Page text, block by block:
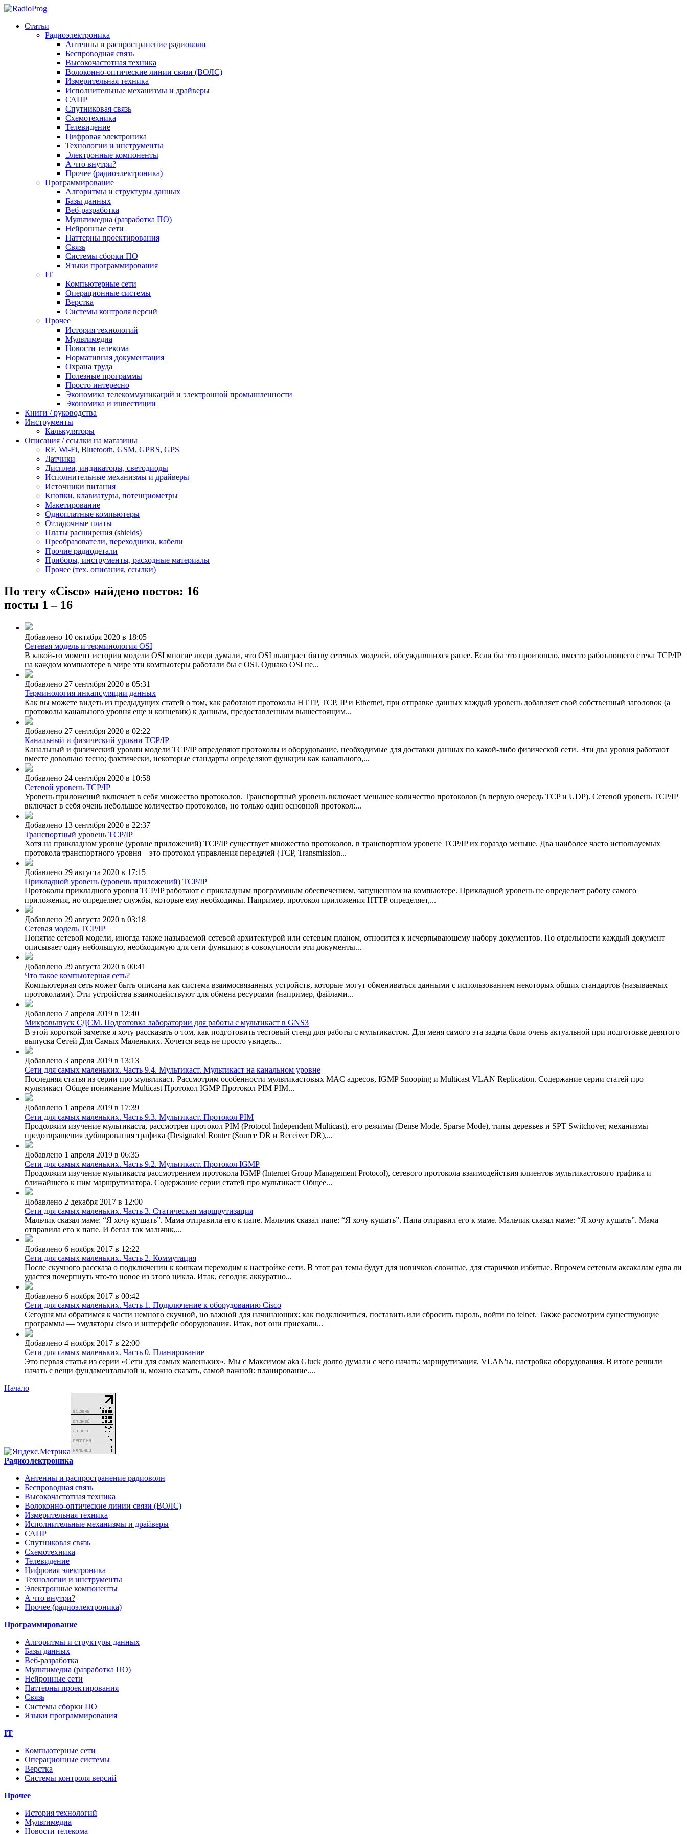
Статьи
Радиоэлектроника
Антенны и распространение радиоволн
Беспроводная связь
Высокочастотная техника
Волоконно-оптические линии связи (ВОЛС)
Измерительная техника
Исполнительные механизмы и драйверы
САПР
Спутниковая связь
Схемотехника
Телевидение
Цифровая электроника
Технологии и инструменты
Электронные компоненты
А что внутри?
Прочее (радиоэлектроника)
Программирование
Алгоритмы и структуры данных
Базы данных
Веб-разработка
Мультимедиа (разработка ПО)
Нейронные сети
Паттерны проектирования
Связь
Системы сборки ПО
Языки программирования
IT
Компьютерные сети
Операционные системы
Верстка
Системы контроля версий
Прочее
История технологий
Мультимедиа
Новости телекома
Нормативная документация
Охрана труда
Полезные программы
Просто интересно
Экономика телекоммуникаций и электронной промышленности
Экономика и инвестиции
Книги / руководства
Инструменты
Калькуляторы
Описания / ссылки на магазины
RF, Wi-Fi, Bluetooth, GSM, GPRS, GPS
Датчики
Дисплеи, индикаторы, светодиоды
Исполнительные механизмы и драйверы
Источники питания
Кнопки, клавиатуры, потенциометры
Макетирование
Одноплатные компьютеры
Отладочные платы
Платы расширения (shields)
Преобразователи, переходники, кабели
Прочие радиодетали
Приборы, инструменты, расходные материалы
Прочее (тех. описания, ссылки)
По тегу «Cisco» найдено постов: 16
посты 1 – 16
Добавлено 10 октября 2020 в 18:05
Сетевая модель и терминология OSI
В какой-то момент истории модели OSI многие люди думали, что OSI выиграет битву сетевых моделей, обсуждавшихся ранее. Если бы это произошло, вместо работающего стека TCP/IP
на каждом компьютере в мире эти компьютеры работали бы с OSI. Однако OSI не...
Добавлено 27 сентября 2020 в 05:31
Терминология инкапсуляции данных
Как вы можете видеть из предыдущих статей о том, как работают протоколы HTTP, TCP, IP и Ethernet, при отправке данных каждый уровень добавляет свой собственный заголовок (а
протоколы канального уровня еще и концевик) к данным, предоставленным вышестоящим...
Добавлено 27 сентября 2020 в 02:22
Канальный и физический уровни TCP/IP
Канальный и физический уровни модели TCP/IP определяют протоколы и оборудование, необходимые для доставки данных по какой-либо физической сети. Эти два уровня работают
вместе довольно тесно; фактически, некоторые стандарты определяют функции как канального,...
Добавлено 24 сентября 2020 в 10:58
Сетевой уровень TCP/IP
Уровень приложений включает в себя множество протоколов. Транспортный уровень включает меньшее количество протоколов (в первую очередь TCP и UDP). Сетевой уровень TCP/IP
включает в себя очень небольшое количество протоколов, но только один основной протокол:...
Добавлено 13 сентября 2020 в 22:37
Транспортный уровень TCP/IP
Хотя на прикладном уровне (уровне приложений) TCP/IP существует множество протоколов, в транспортном уровене TCP/IP их гораздо меньше. Два наиболее часто используемых
протокола транспортного уровня – это протокол управления передачей (TCP, Transmission...
Добавлено 29 августа 2020 в 17:15
Прикладной уровень (уровень приложений) TCP/IP
Протоколы прикладного уровня TCP/IP работают с прикладным программным обеспечением, запущенном на компьютере. Прикладной уровень не определяет работу самого
приложения, но определяет службы, которые ему необходимы. Например, протокол приложения HTTP определяет,...
Добавлено 29 августа 2020 в 03:18
Сетевая модель TCP/IP
Понятие сетевой модели, иногда также называемой сетевой архитектурой или сетевым планом, относится к исчерпывающему набору документов. По отдельности каждый документ
описывает одну небольшую, необходимую для сети функцию; в совокупности эти документы...
Добавлено 29 августа 2020 в 00:41
Что такое компьютерная сеть?
Компьютерная сеть может быть описана как система взаимосвязанных устройств, которые могут обмениваться данными с использованием некоторых общих стандартов (называемых
протоколами). Эти устройства взаимодействуют для обмена ресурсами (например, файлами...
Добавлено 7 апреля 2019 в 12:40
Микровыпуск СДСМ. Подготовка лаборатории для работы с мультикаст в GNS3
В этой короткой заметке я хочу рассказать о том, как подготовить тестовый стенд для работы с мультикастом. Для меня самого эта задача была очень актуальной при подготовке девятого
выпуска Сетей Для Самых Маленьких. Хочется ведь не просто увидеть...
Добавлено 3 апреля 2019 в 13:13
Сети для самых маленьких. Часть 9.4. Мультикаст. Мультикаст на канальном уровне
Последняя статья из серии про мультикаст. Рассмотрим особенности мультикастовых MAC адресов, IGMP Snooping и Multicast VLAN Replication. Содержание серии статей про
мультикаст Общее понимание Multicast Протокол IGMP Протокол PIM PIM...
Добавлено 1 апреля 2019 в 17:39
Сети для самых маленьких. Часть 9.3. Мультикаст. Протокол PIM
Продолжим изучение мультикаста, рассмотрев протокол PIM (Protocol Independent Multicast), его режимы (Dense Mode, Sparse Mode), типы деревьев и SPT Switchover, механизмы
предотвращения дублирования трафика (Designated Router (Source DR и Receiver DR),...
Добавлено 1 апреля 2019 в 06:35
Сети для самых маленьких. Часть 9.2. Мультикаст. Протокол IGMP
Продолжим изучение мультикаста рассмотрением протокола IGMP (Internet Group Management Protocol), сетевого протокола взаимодействия клиентов мультикастового трафика и
ближайшего к ним маршрутизатора. Содержание серии статей про мультикаст Общее...
Добавлено 2 декабря 2017 в 12:00
Сети для самых маленьких. Часть 3. Статическая маршрутизация
Мальчик сказал маме: “Я хочу кушать”. Мама отправила его к папе. Мальчик сказал папе: “Я хочу кушать”. Папа отправил его к маме. Мальчик сказал маме: “Я хочу кушать”. Мама
отправила его к папе. И бегал так мальчик,...
Добавлено 6 ноября 2017 в 12:22
Сети для самых маленьких. Часть 2. Коммутация
После скучного рассказа о подключении к кошкам переходим к настройке сети. В этот раз темы будут для новичков сложные, для старичков избитые. Впрочем сетевым аксакалам едва ли
удастся почерпнуть что-то новое из этого цикла. Итак, сегодня: аккуратно...
Добавлено 6 ноября 2017 в 00:42
Сети для самых маленьких. Часть 1. Подключение к оборудованию Cisco
Сегодня мы обратимся к части немного скучной, но важной для начинающих: как подключиться, поставить или сбросить пароль, войти по telnet. Также рассмотрим существующие
программы — эмуляторы ciscо и интерфейс оборудования. Итак, вот они приехали...
Добавлено 4 ноября 2017 в 22:00
Сети для самых маленьких. Часть 0. Планирование
Это первая статья из серии «Сети для самых маленьких». Мы с Максимом aka Gluck долго думали с чего начать: маршрутизация, VLAN'ы, настройка оборудования. В итоге решили
начать с вещи фундаментальной и, можно сказать, самой важной: планирование....
Начало
Радиоэлектроника
Антенны и распространение радиоволн
Беспроводная связь
Высокочастотная техника
Волоконно-оптические линии связи (ВОЛС)
Измерительная техника
Исполнительные механизмы и драйверы
САПР
Спутниковая связь
Схемотехника
Телевидение
Цифровая электроника
Технологии и инструменты
Электронные компоненты
А что внутри?
Прочее (радиоэлектроника)
Программирование
Алгоритмы и структуры данных
Базы данных
Веб-разработка
Мультимедиа (разработка ПО)
Нейронные сети
Паттерны проектирования
Связь
Системы сборки ПО
Языки программирования
IT
Компьютерные сети
Операционные системы
Верстка
Системы контроля версий
Прочее
История технологий
Мультимедиа
Новости телекома